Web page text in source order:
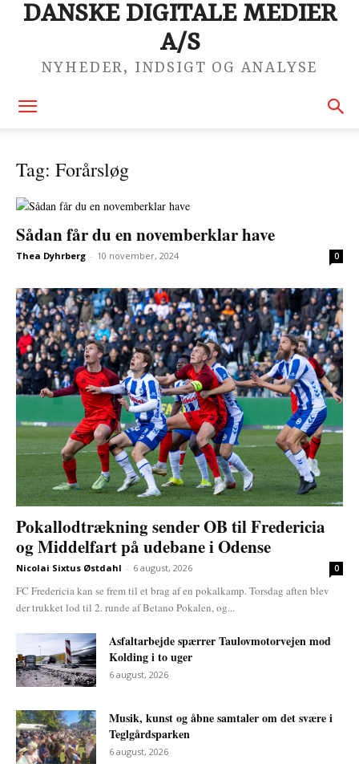
DANSKE DIGITALE MEDIER
A/S
NYHEDER, INDSIGT OG ANALYSE
Tag: Forårsløg
Sådan får du en novemberklar have
Thea Dyhrberg - 10 november, 2024 0
Pokallodtrækning sender OB til Fredericia
og Middelfart på udebane i Odense
Nicolai Sixtus Østdahl - 6 august, 2026 0
FC Fredericia kan se frem til et brag af en pokalkamp. Torsdag aften blev
der trukket lod til 2. runde af Betano Pokalen, og...
Asfaltarbejde spærrer Taulovmotorvejen mod
Kolding i to uger
6 august, 2026
Musik, kunst og åbne samtaler om det svære i
Teglgårdsparken
6 august, 2026